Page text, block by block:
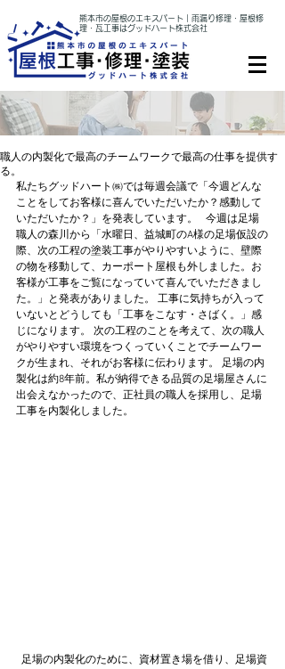
熊本市の屋根のエキスパート｜雨漏り修理・屋根修
理・瓦工事はグッドハート株式会社
職人の内製化で最高のチームワークで最高の仕事を提供す
る。
私たちグッドハート㈱では毎週会議で「今週どんな
ことをしてお客様に喜んでいただいたか？感動して
いただいたか？」を発表しています。   今週は足場
職人の森川から「水曜日、益城町のA様の足場仮設の
際、次の工程の塗装工事がやりやすいように、壁際
の物を移動して、カーポート屋根も外しました。お
客様が工事をご覧になっていて喜んでいただきまし
た。」と発表がありました。 工事に気持ちが入って
いないとどうしても「工事をこなす・さばく。」感
じになります。 次の工程のことを考えて、次の職人
がやりやすい環境をつくっていくことでチームワー
クが生まれ、それがお客様に伝わります。 足場の内
製化は約8年前。私が納得できる品質の足場屋さんに
出会えなかったので、正社員の職人を採用し、足場
工事を内製化しました。